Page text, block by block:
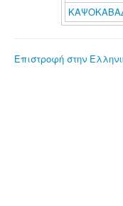
Επιστροφή στην